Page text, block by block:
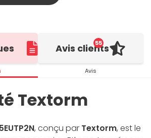
55
Avis clients
Avis
Textorm
, conçu par Textorm, est le